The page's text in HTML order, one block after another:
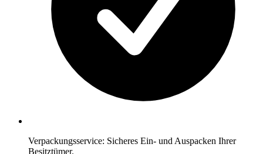
Verpackungsservice: Sicheres Ein- und Auspacken Ihrer
Besitztümer.